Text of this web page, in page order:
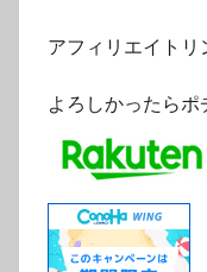
アフィリエイトリ
よろしかったらポ